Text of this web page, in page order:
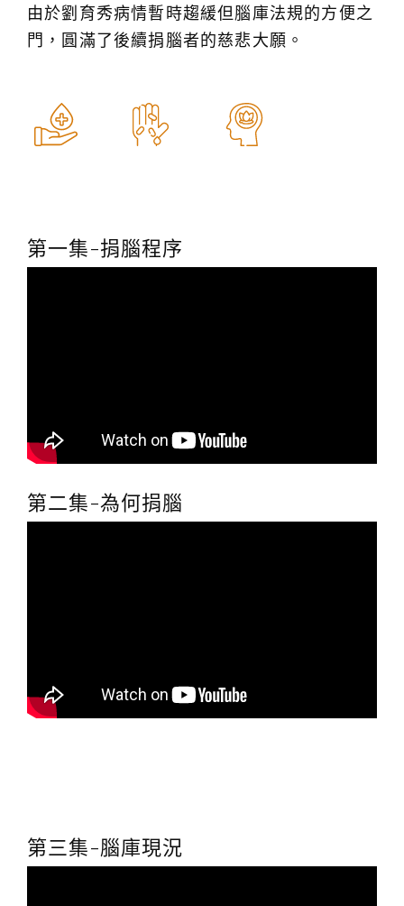
由於劉育秀病情暫時趨緩但腦庫法規的方便之
門，圓滿了後續捐腦者的慈悲大願。
第一集-捐腦程序
第二集-為何捐腦
第三集-腦庫現況